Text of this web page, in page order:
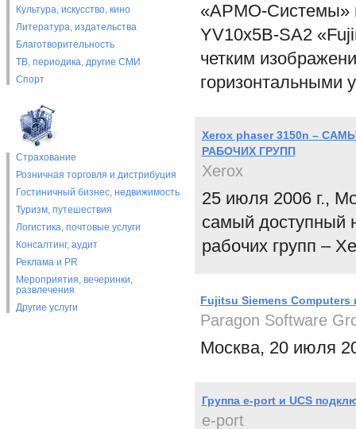
Культура, искусство, кино
Литература, издательства
Благотворительность
ТВ, периодика, другие СМИ
Спорт
Страхование
Розничная торговля и дистрибуция
Гостиничный бизнес, недвижимость
Туризм, путешествия
Логистика, почтовые услуги
Консалтинг, аудит
Реклама и PR
Мероприятия, вечеринки,
развлечения
Другие услуги
«АРМО-Системы»
YV10x5B-SA2
четким
горизонтальными
Xerox phaser 3150n –
РАБОЧИХ ГРУПП
Xerox
25 июля 2006 г.,
самый доступный
рабочих групп –
Fujitsu Siemens Computers
Paragon Software
Москва, 20 июля
Группа e-port и UCS
e-port